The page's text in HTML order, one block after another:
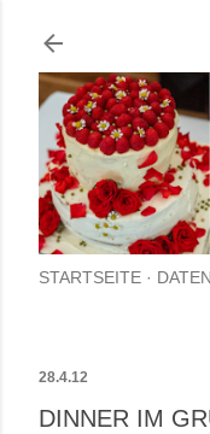
STARTSEITE
28.4.12
DINNER IM